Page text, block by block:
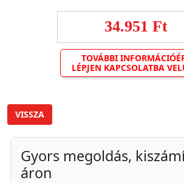
34.951 Ft
TOVÁBBI
LÉPJEN KAPCSOLATBA
VISSZA
Gyors megoldás,
áron